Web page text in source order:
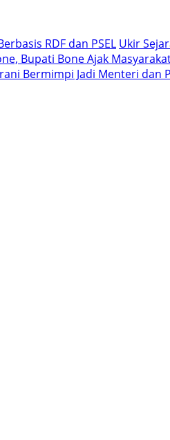
RDF dan PSEL Ukir
Bupati Bone Ajak
Bermimpi Jadi Menteri dan